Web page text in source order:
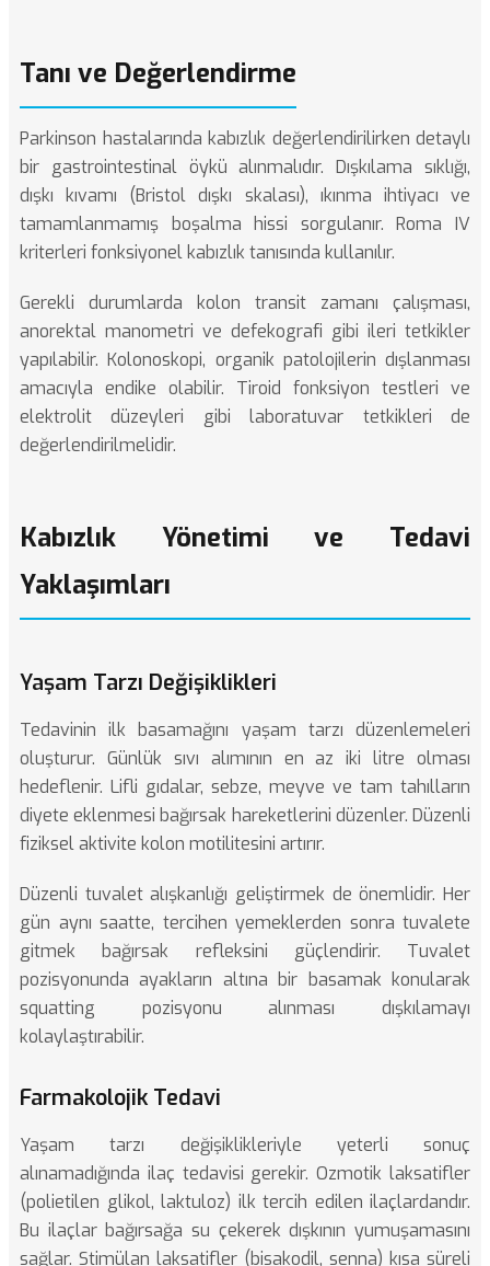
Tanı ve Değerlendirme
Parkinson hastalarında kabızlık değerlendirilirken detaylı
bir gastrointestinal öykü alınmalıdır. Dışkılama sıklığı,
dışkı kıvamı (Bristol dışkı skalası), ıkınma ihtiyacı ve
tamamlanmamış boşalma hissi sorgulanır. Roma IV
kriterleri fonksiyonel kabızlık tanısında kullanılır.
Gerekli durumlarda kolon transit zamanı çalışması,
anorektal manometri ve defekografi gibi ileri tetkikler
yapılabilir. Kolonoskopi, organik patolojilerin dışlanması
amacıyla endike olabilir. Tiroid fonksiyon testleri ve
elektrolit düzeyleri gibi laboratuvar tetkikleri de
değerlendirilmelidir.
Kabızlık Yönetimi ve Tedavi
Yaklaşımları
Yaşam Tarzı Değişiklikleri
Tedavinin ilk basamağını yaşam tarzı düzenlemeleri
oluşturur. Günlük sıvı alımının en az iki litre olması
hedeflenir. Lifli gıdalar, sebze, meyve ve tam tahılların
diyete eklenmesi bağırsak hareketlerini düzenler. Düzenli
fiziksel aktivite kolon motilitesini artırır.
Düzenli tuvalet alışkanlığı geliştirmek de önemlidir. Her
gün aynı saatte, tercihen yemeklerden sonra tuvalete
gitmek bağırsak refleksini güçlendirir. Tuvalet
pozisyonunda ayakların altına bir basamak konularak
squatting pozisyonu alınması dışkılamayı
kolaylaştırabilir.
Farmakolojik Tedavi
Yaşam tarzı değişiklikleriyle yeterli sonuç
alınamadığında ilaç tedavisi gerekir. Ozmotik laksatifler
(polietilen glikol, laktuloz) ilk tercih edilen ilaçlardandır.
Bu ilaçlar bağırsağa su çekerek dışkının yumuşamasını
sağlar. Stimülan laksatifler (bisakodil, senna) kısa süreli